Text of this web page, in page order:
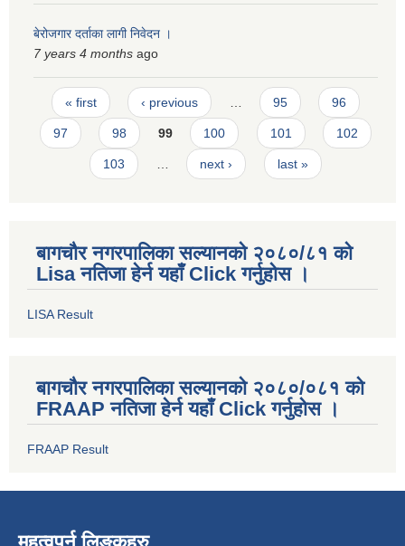
बेरोजगार दर्ताका लागी निवेदन ।
7 years 4 months ago
Pages
« first ‹ previous … 95 96
97 98 99 100 101 102
103 … next › last »
बागचौर नगरपालिका सल्यानको २०८०/८१ को
Lisa नतिजा हेर्न यहाँ Click गर्नुहोस ।
LISA Result
बागचौर नगरपालिका सल्यानको २०८०/०८१ को
FRAAP नतिजा हेर्न यहाँ Click गर्नुहोस ।
FRAAP Result